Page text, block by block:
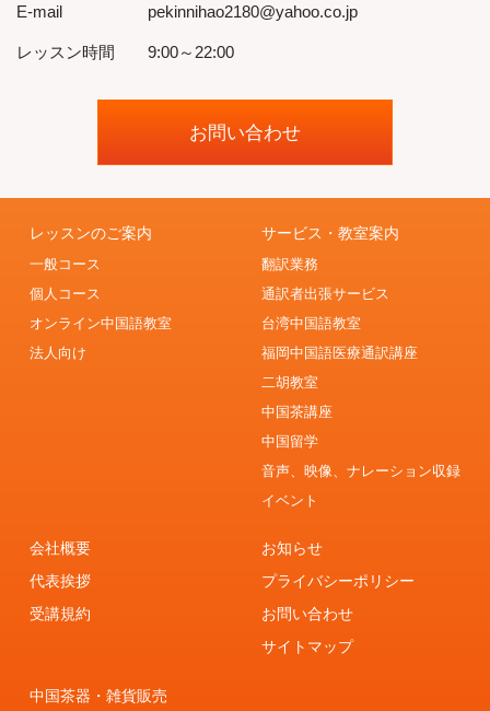
E-mail pekinnihao2180@yahoo.co.jp
レッスン時間 9:00～22:00
お問い合わせ
レッスンのご案内
一般コース
個人コース
オンライン中国語教室
法人向け
サービス・教室案内
翻訳業務
通訳者出張サービス
台湾中国語教室
福岡中国語医療通訳講座
二胡教室
中国茶講座
中国留学
音声、映像、ナレーション収録
イベント
会社概要
代表挨拶
受講規約
お知らせ
プライバシーポリシー
お問い合わせ
サイトマップ
中国茶器・雑貨販売